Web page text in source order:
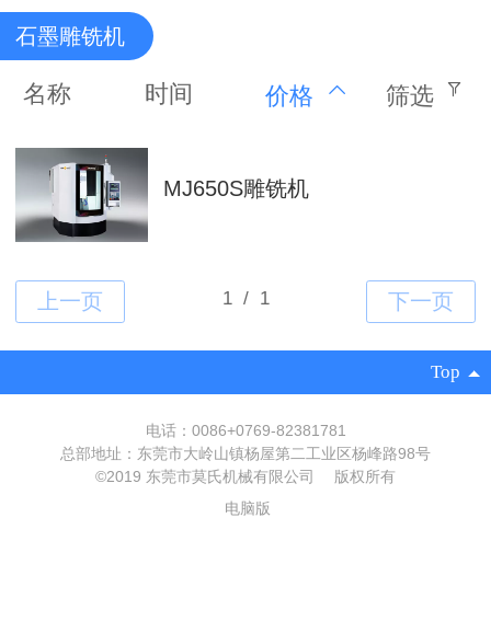
石墨雕铣机
名称 时间 价格 筛选
MJ650S雕铣机
Top
电话：0086+0769-82381781
总部地址：东莞市大岭山镇杨屋第二工业区杨峰路98号
©2019 东莞市莫氏机械有限公司 版权所有
电脑版